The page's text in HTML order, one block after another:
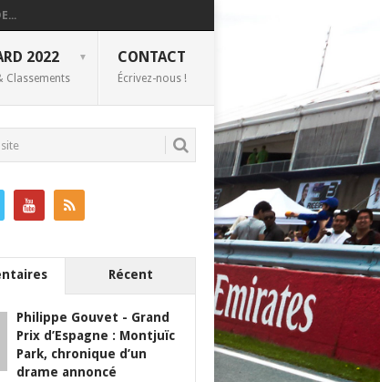
2022
Classements
CONTACT
Écrivez-nous !
Récent
Philippe Gouvet - Grand
Prix d’Espagne : Montjuïc
Park, chronique d’un
drame annoncé